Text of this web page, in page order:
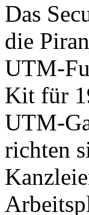
Das
die
UTM-
Kit für
UTM-
richten